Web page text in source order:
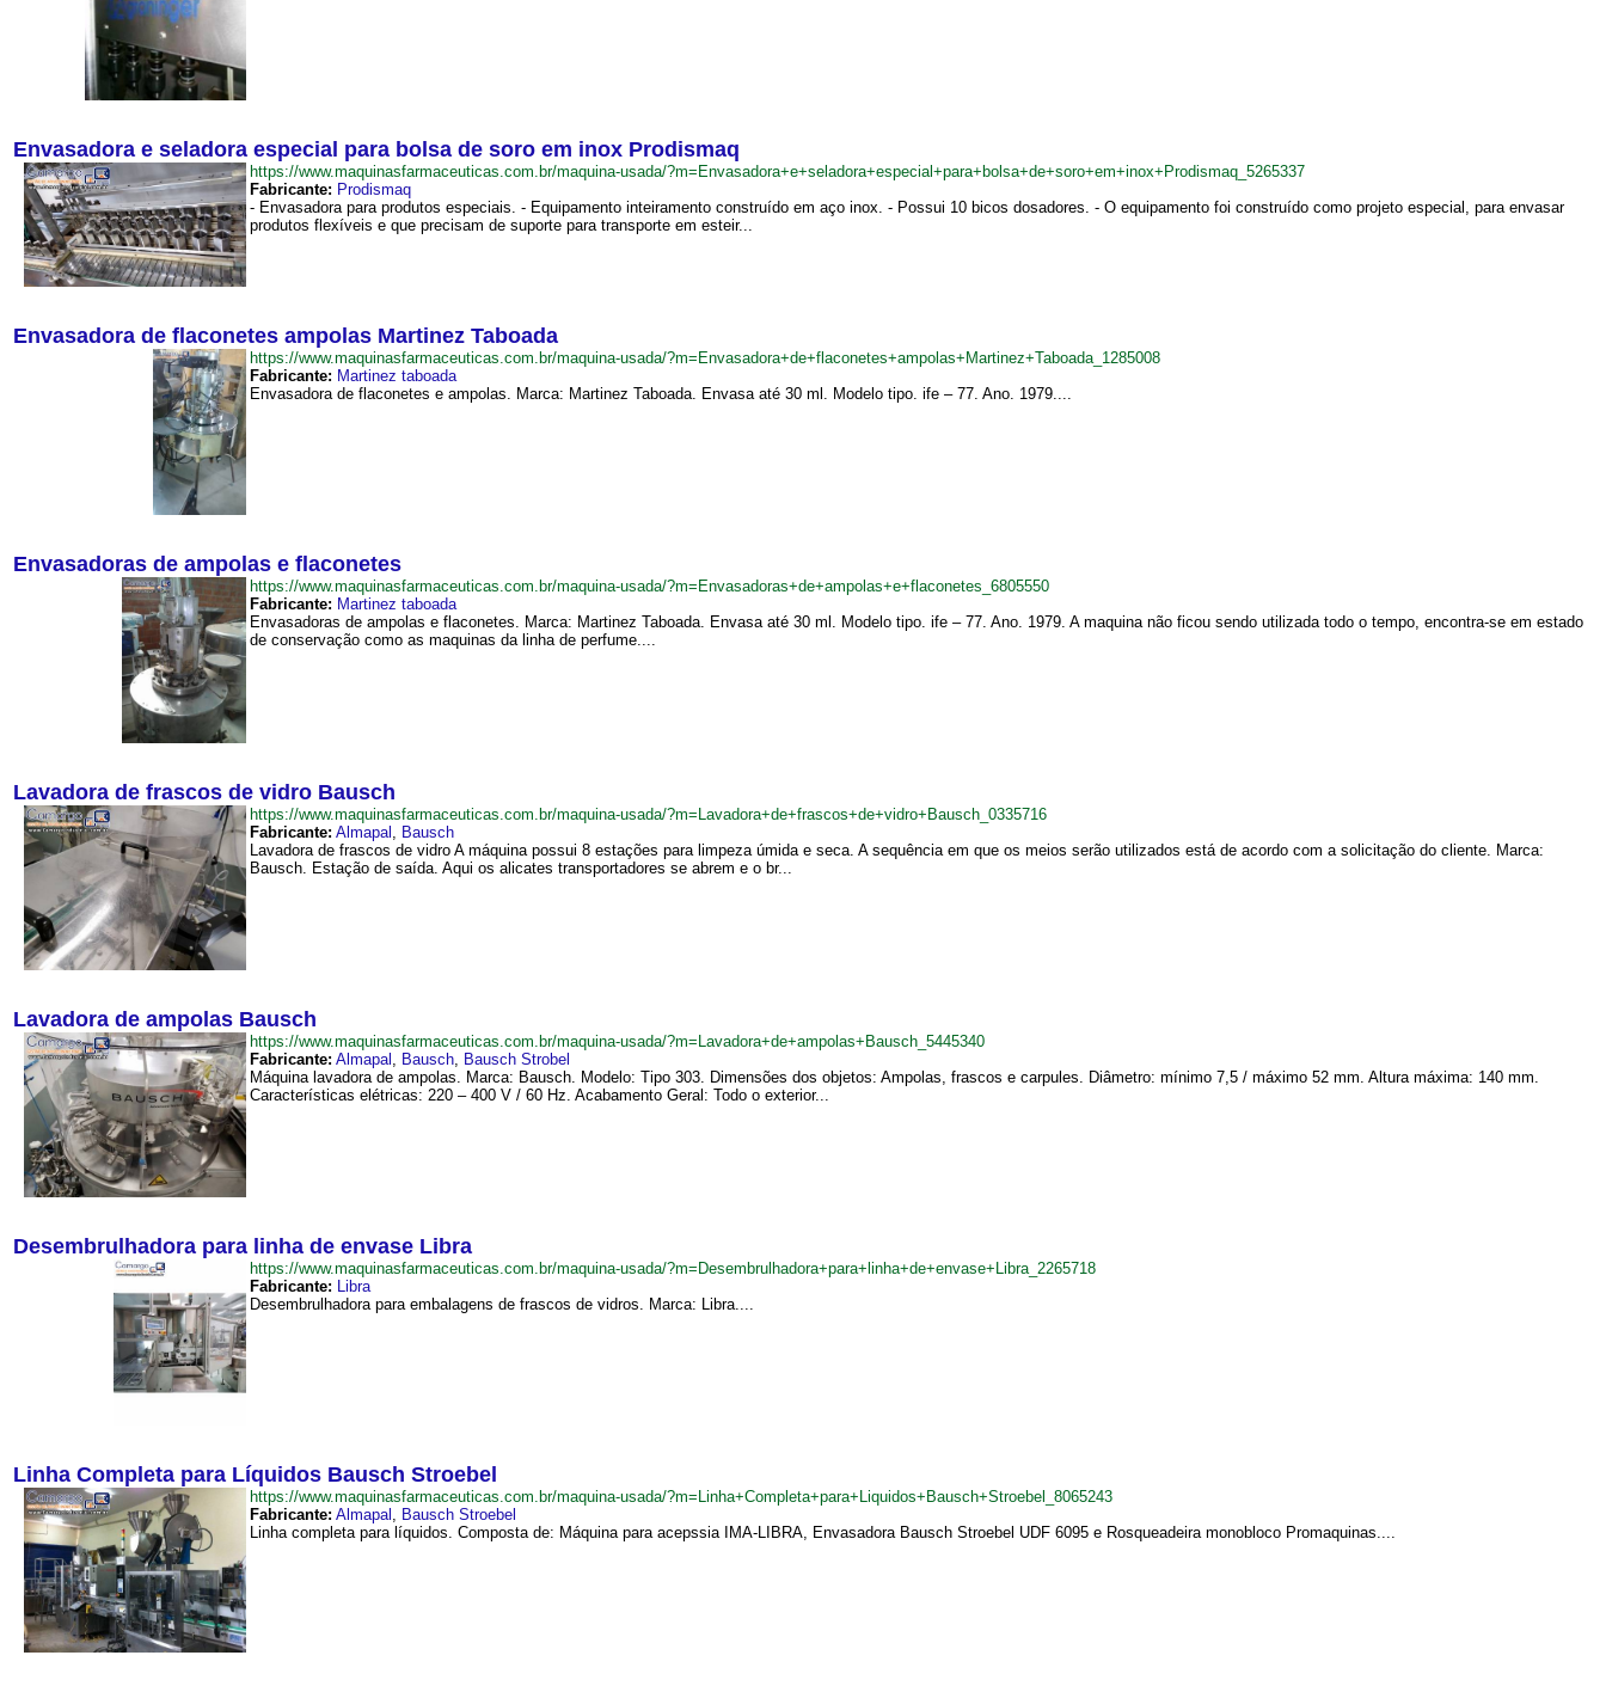
Envasadora e seladora especial para bolsa de soro em inox Prodismaq
https://www.maquinasfarmaceuticas.com.br/maquina-usada/?m=Envasadora+e+seladora+especial+para+bolsa+de+soro+em+inox+Prodismaq_5265337
Fabricante: Prodismaq
- Envasadora para produtos especiais. - Equipamento inteiramento construído em aço inox. - Possui 10 bicos dosadores. - O equipamento foi construído como projeto especial, para envasar
produtos flexíveis e que precisam de suporte para transporte em esteir...
Envasadora de flaconetes ampolas Martinez Taboada
https://www.maquinasfarmaceuticas.com.br/maquina-usada/?m=Envasadora+de+flaconetes+ampolas+Martinez+Taboada_1285008
Fabricante: Martinez taboada
Envasadora de flaconetes e ampolas. Marca: Martinez Taboada. Envasa até 30 ml. Modelo tipo. ife – 77. Ano. 1979....
Envasadoras de ampolas e flaconetes
https://www.maquinasfarmaceuticas.com.br/maquina-usada/?m=Envasadoras+de+ampolas+e+flaconetes_6805550
Fabricante: Martinez taboada
Envasadoras de ampolas e flaconetes. Marca: Martinez Taboada. Envasa até 30 ml. Modelo tipo. ife – 77. Ano. 1979. A maquina não ficou sendo utilizada todo o tempo, encontra-se em estado
de conservação como as maquinas da linha de perfume....
Lavadora de frascos de vidro Bausch
https://www.maquinasfarmaceuticas.com.br/maquina-usada/?m=Lavadora+de+frascos+de+vidro+Bausch_0335716
Fabricante: Almapal , Bausch
Lavadora de frascos de vidro A máquina possui 8 estações para limpeza úmida e seca. A sequência em que os meios serão utilizados está de acordo com a solicitação do cliente. Marca:
Bausch. Estação de saída. Aqui os alicates transportadores se abrem e o br...
Lavadora de ampolas Bausch
https://www.maquinasfarmaceuticas.com.br/maquina-usada/?m=Lavadora+de+ampolas+Bausch_5445340
Fabricante: Almapal , Bausch, Bausch Strobel
Máquina lavadora de ampolas. Marca: Bausch. Modelo: Tipo 303. Dimensões dos objetos: Ampolas, frascos e carpules. Diâmetro: mínimo 7,5 / máximo 52 mm. Altura máxima: 140 mm.
Características elétricas: 220 – 400 V / 60 Hz. Acabamento Geral: Todo o exterior...
Desembrulhadora para linha de envase Libra
https://www.maquinasfarmaceuticas.com.br/maquina-usada/?m=Desembrulhadora+para+linha+de+envase+Libra_2265718
Fabricante: Libra
Desembrulhadora para embalagens de frascos de vidros. Marca: Libra....
Linha Completa para Líquidos Bausch Stroebel
https://www.maquinasfarmaceuticas.com.br/maquina-usada/?m=Linha+Completa+para+Liquidos+Bausch+Stroebel_8065243
Fabricante: Almapal , Bausch Stroebel
Linha completa para líquidos. Composta de: Máquina para acepssia IMA-LIBRA, Envasadora Bausch Stroebel UDF 6095 e Rosqueadeira monobloco Promaquinas....